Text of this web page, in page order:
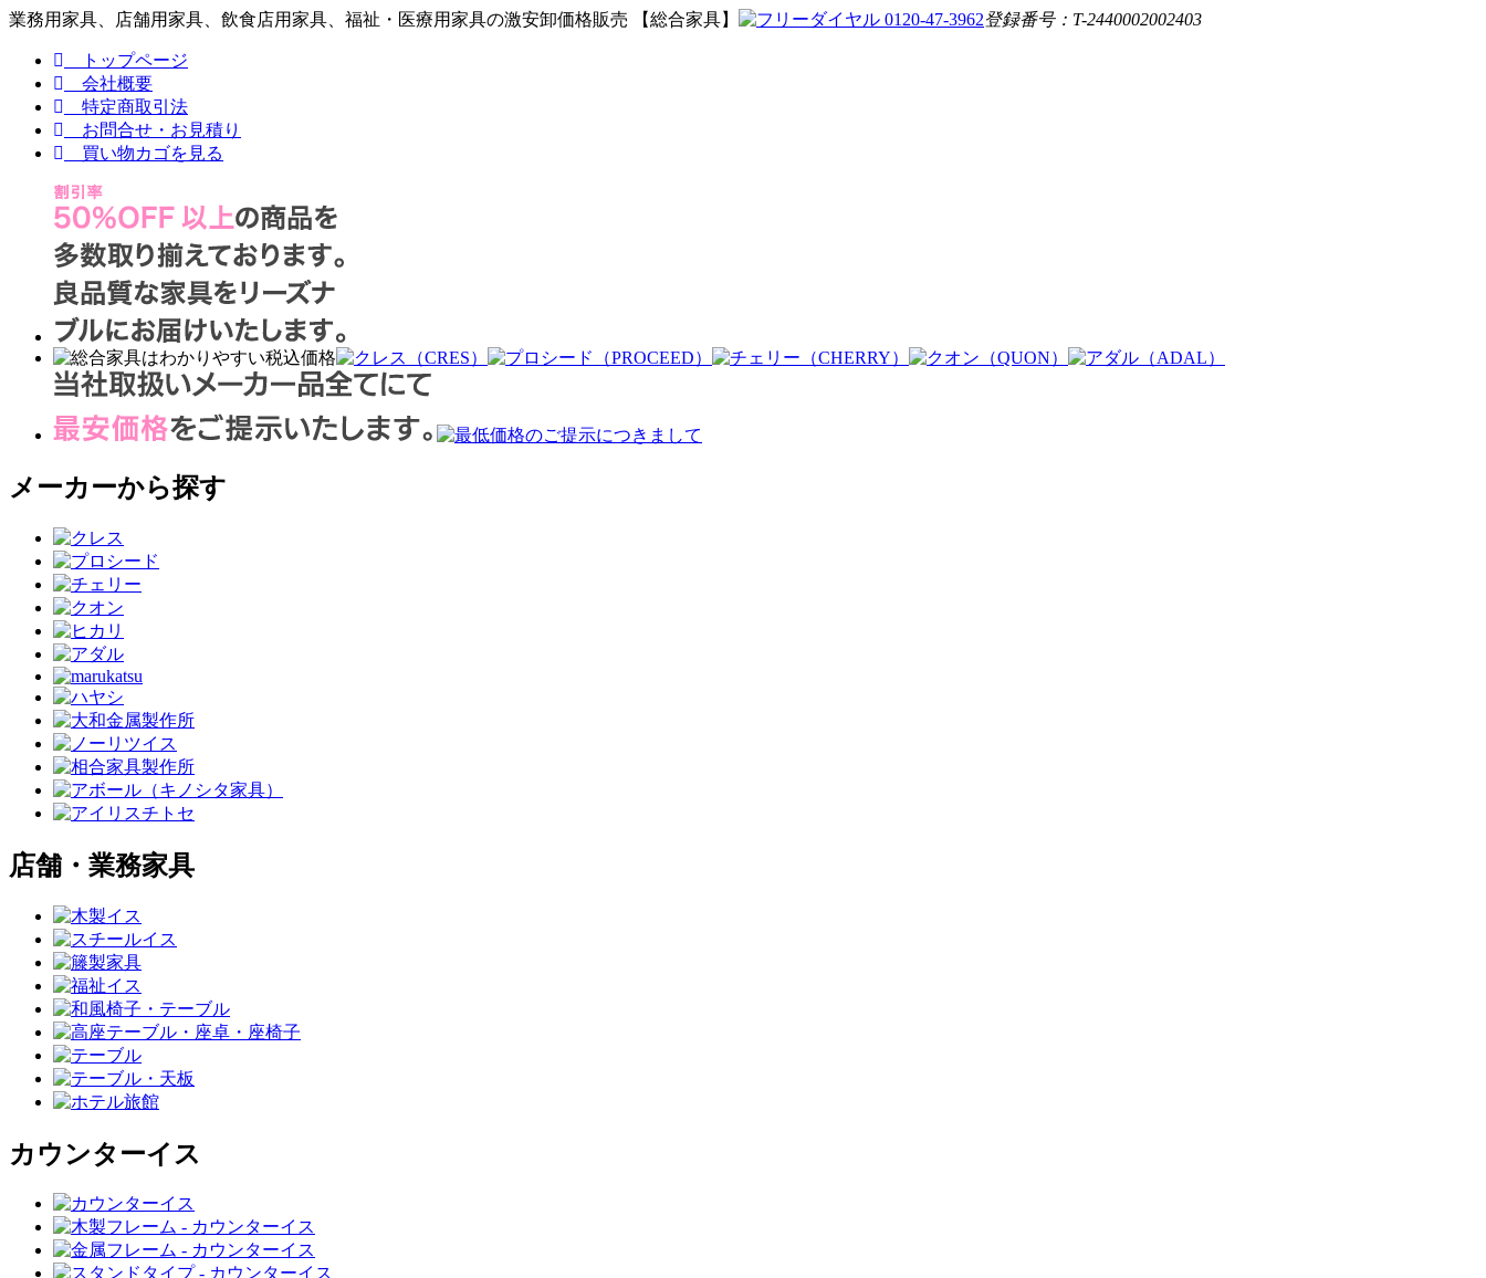
業務用家具、店舗用家具、飲食店用家具、福祉・医療用家具の激安卸価格販売 【総合家具】 登録番号：T-2440002002403
トップページ
会社概要
特定商取引法
お問合せ・お見積り
買い物カゴを見る
メーカーから探す
店舗・業務家具
カウンターイス